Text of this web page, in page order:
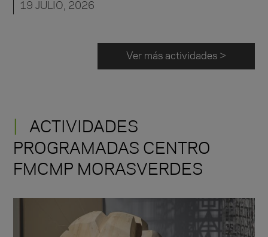
19 JULIO, 2026
Ver más actividades >
ACTIVIDADES
PROGRAMADAS CENTRO
FMCMP MORASVERDES